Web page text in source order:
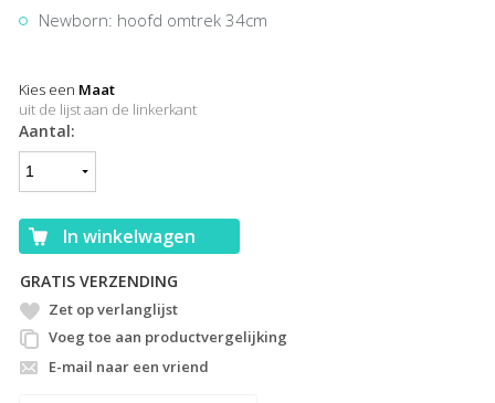
Newborn: hoofd omtrek 34cm
Kies een Maat
uit de lijst aan de linkerkant
Aantal:
In winkelwagen
GRATIS VERZENDING
Zet op verlanglijst
Voeg toe aan productvergelijking
E-mail naar een vriend